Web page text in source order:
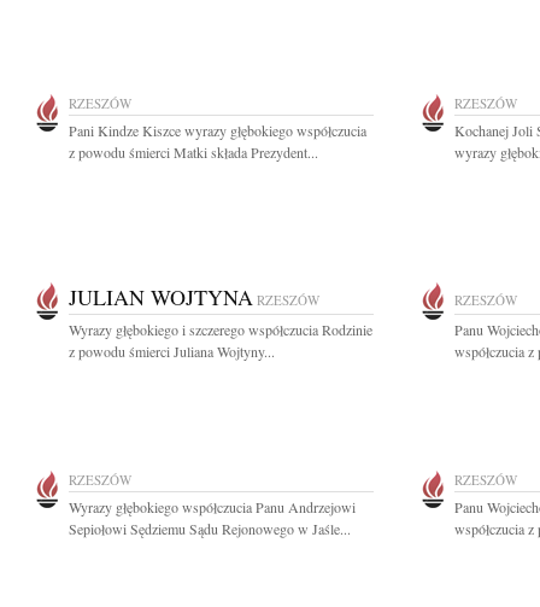
RZESZÓW
Pani Kindze Kiszce wyrazy głębokiego współczucia
z powodu śmierci Matki składa Prezydent...
RZESZÓW
Kochanej Joli
wyrazy
JULIAN WOJTYNA RZESZÓW
Wyrazy głębokiego i szczerego współczucia Rodzinie
z powodu śmierci Juliana Wojtyny...
RZESZÓW
Panu
współczucia
RZESZÓW
Wyrazy głębokiego współczucia Panu Andrzejowi
Sepiołowi Sędziemu Sądu Rejonowego w Jaśle...
RZESZÓW
Panu
współczucia